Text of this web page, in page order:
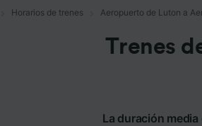
Horarios de trenes Aeropuerto de Luton a
Trenes
La duración